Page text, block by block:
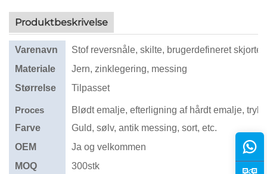
Produktbeskrivelse
Varenavn
Stof reversnåle, skilte, brugerdefineret
Materiale
Jern, zinklegering, messing
Størrelse
Tilpasset
Proces
Blødt emalje, efterligning af hårdt emalje, tryk,
Farve
Guld, sølv, antik messing, sort, etc.
OEM
Ja og velkommen
MOQ
300stk